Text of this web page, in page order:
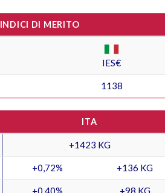
INDICI DI MERITO
IES€
1138
ITA
+1423 KG
+0,72% +136 KG
+0,40% +98 KG